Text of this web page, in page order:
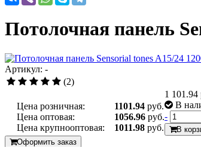
Потолочная панель
Артикул: -
(2)
Цена розничная: 1101.94 руб.
Цена оптовая:
1056.96 руб.
Цена крупнооптовая:
1011.98 руб.
1 101.94
В
-
В
Оформить заказ